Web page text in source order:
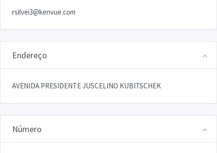
rsilvei3@kenvue.com
Endereço
AVENIDA PRESIDENTE JUSCELINO KUBITSCHEK
Número